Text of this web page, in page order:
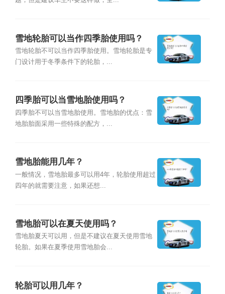
雪地轮胎可以当作四季胎使用吗？
雪地轮胎不可以当作四季胎使用。雪地轮胎是专
门设计用于冬季条件下的轮胎，...
四季胎可以当雪地胎使用吗？
四季胎不可以当雪地胎使用。雪地胎的优点：雪
地胎胎面采用一些特殊的配方，...
雪地胎能用几年？
一般情况，雪地胎最多可以用4年，轮胎使用超过
四年的就需要注意，如果还想...
雪地胎可以在夏天使用吗？
雪地胎夏天可以用，但是不建议在夏天使用雪地
轮胎。如果在夏季使用雪地胎会...
轮胎可以用几年？